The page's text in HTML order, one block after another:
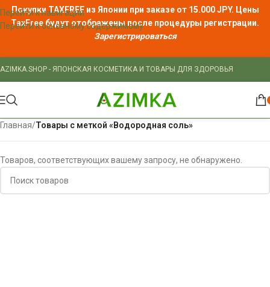
Перейти к навигации
Перейти к основному содержимому
Покупки TAXFREE из Японии при заказе от 15.000 JPY. Цены
TaxFreeбудут отображены после процедуры регистрации.
Зарегистрироваться
AZIMKA.SHOP - ЯПОНСКАЯ КОСМЕТИКА И ТОВАРЫ ДЛЯ ЗДОРОВЬЯ
Главная/Товары с меткой «Водородная соль»
Товаров, соответствующих вашему запросу, не обнаружено.